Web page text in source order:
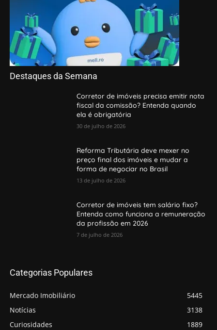
Destaques da Semana
Corretor de imóveis precisa emitir nota
fiscal da comissão? Entenda quando
ela é obrigatória
30 de julho de 2026
Reforma Tributária deve mexer no
preço final dos imóveis e mudar a
forma de negociar no Brasil
13 de julho de 2026
Corretor de imóveis tem salário fixo?
Entenda como funciona a remuneração
da profissão em 2026
7 de julho de 2026
Categorias Populares
Mercado Imobiliário
5445
Notícias
3138
Curiosidades
1889